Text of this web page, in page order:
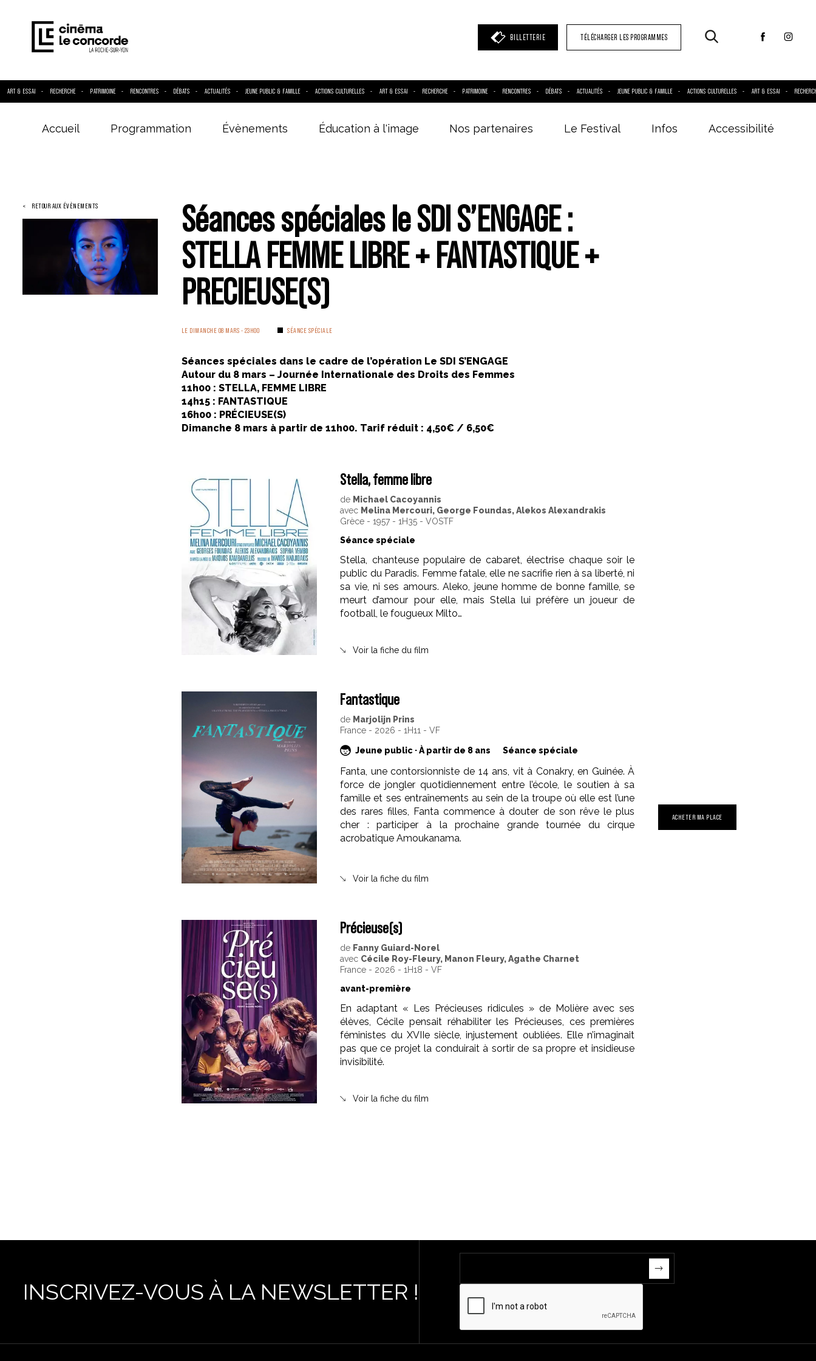
BILLETTERIE TÉLÉCHARGER LES PROGRAMMES
ART & ESSAI RECHERCHE PATRIMOINE RENCONTRES DÉBATS ACTUALITÉS JEUNE PUBLIC & FAMILLE ACTIONS CULTURELLES ART & ESSAI RECHERCHE PATRIMOINE RENCONTRES DÉBATS ACTUALITÉS JEUNE PUBLIC & FAMILLE ACTIONS CULTURELLES ART & ESSAI
Accueil Programmation Évènements Éducation à l'image Nos partenaires Le Festival Infos Accessibilité
RETOUR AUX ÉVÈNEMENTS
Séances spéciales le SDI S’ENGAGE :
STELLA FEMME LIBRE + FANTASTIQUE +
PRECIEUSE(S)
LE DIMANCHE 08 MARS - 23H00 SÉANCE SPÉCIALE
Séances spéciales dans le cadre de l’opération Le SDI S’ENGAGE
Autour du 8 mars – Journée Internationale des Droits des Femmes
11h00 : STELLA, FEMME LIBRE
14h15 : FANTASTIQUE
16h00 : PRÉCIEUSE(S)
Dimanche 8 mars à partir de 11h00. Tarif réduit : 4,50€ / 6,50€
Stella, femme libre
de Michael Cacoyannis
avec Melina Mercouri, George Foundas, Alekos Alexandrakis
Grèce - 1957 - 1H35 - VOSTF
Séance spéciale
Stella, chanteuse populaire de cabaret, électrise chaque soir le
public du Paradis. Femme fatale, elle ne sacrifie rien à sa liberté, ni
sa vie, ni ses amours. Aleko, jeune homme de bonne famille, se
meurt d’amour pour elle, mais Stella lui préfère un joueur de
football, le fougueux Milto…
Voir la fiche du film
Fantastique
de Marjolijn Prins
France - 2026 - 1H11 - VF
Jeune public · À partir de 8 ans Séance spéciale
Fanta, une contorsionniste de 14 ans, vit à Conakry, en Guinée. À
force de jongler quotidiennement entre l’école, le soutien à sa
famille et ses entraînements au sein de la troupe où elle est l’une
des rares filles, Fanta commence à douter de son rêve le plus
cher : participer à la prochaine grande tournée du cirque
acrobatique Amoukanama.
Voir la fiche du film
Précieuse(s)
de Fanny Guiard-Norel
avec Cécile Roy-Fleury, Manon Fleury, Agathe Charnet
France - 2026 - 1H18 - VF
avant-première
En adaptant « Les Précieuses ridicules » de Molière avec ses
élèves, Cécile pensait réhabiliter les Précieuses, ces premières
féministes du XVIIe siècle, injustement oubliées. Elle n’imaginait
pas que ce projet la conduirait à sortir de sa propre et insidieuse
invisibilité.
Voir la fiche du film
ACHETER MA PLACE
INSCRIVEZ-VOUS À LA NEWSLETTER !